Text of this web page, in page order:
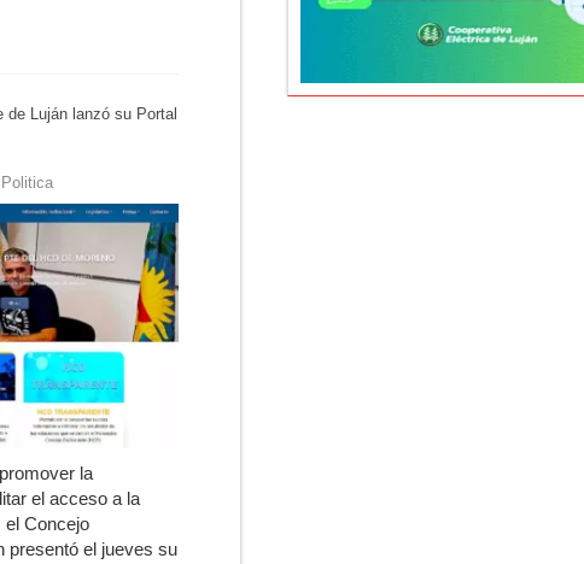
de Luján lanzó su Portal
Politica
la
el acceso a la
el Concejo
presentó el jueves su